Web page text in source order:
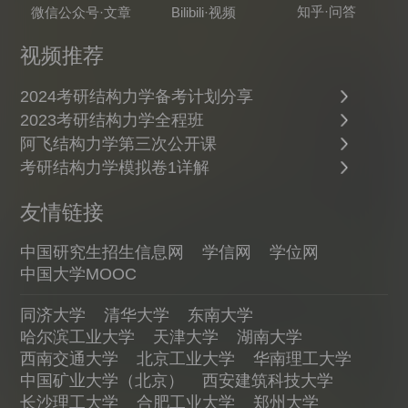
微信公众号·文章 Bilibili·视频 知乎·问答
视频推荐
2024考研结构力学备考计划分享
2023考研结构力学全程班
阿飞结构力学第三次公开课
考研结构力学模拟卷1详解
友情链接
中国研究生招生信息网 学信网
学位网
中国大学MOOC
同济大学 清华大学
东南大学
哈尔滨工业大学
天津大学
湖南大学
西南交通大学
北京工业大学
华南理工大学
中国矿业大学（北京）
西安建筑科技大学
长沙理工大学
合肥工业大学 郑州大学